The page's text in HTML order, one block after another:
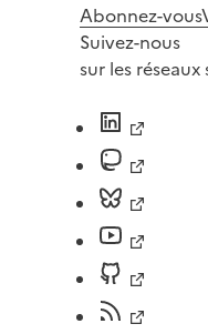
Abonnez-vous
Suivez-nous
sur les réseaux